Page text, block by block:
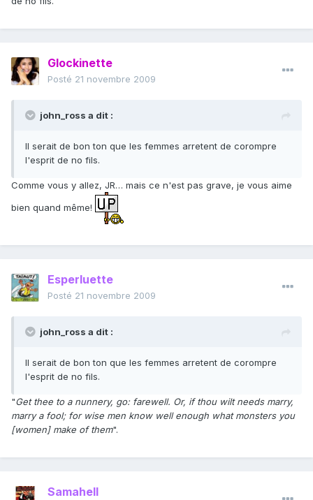
Glockinette
Posté 21 novembre 2009
john_ross a dit :
Il serait de bon ton que les femmes arretent de corompre
l'esprit de no fils.
Comme vous y allez, JR… mais ce n'est pas grave, je vous aime
bien quand même!
Esperluette
Posté 21 novembre 2009
john_ross a dit :
Il serait de bon ton que les femmes arretent de corompre
l'esprit de no fils.
"Get thee to a nunnery, go: farewell. Or, if thou wilt needs marry,
marry a fool; for wise men know well enough what monsters you
[women] make of them".
Samahell